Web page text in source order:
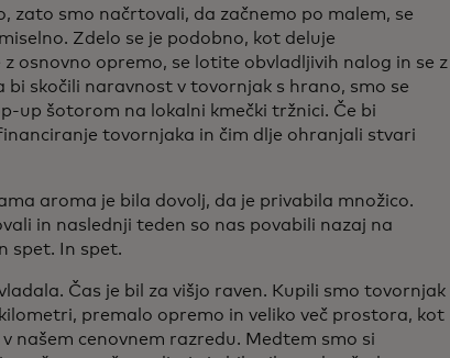
zato smo načrtovali, da začnemo po malem, se
Zdelo se je podobno, kot deluje
osnovno opremo, se lotite obvladljivih nalog in se z
skočili naravnost v tovornjak s hrano, smo se
up šotorom na lokalni kmečki tržnici. Če bi
tovornjaka in čim dlje ohranjali stvari
aroma je bila dovolj, da je privabila množico.
in naslednji teden so nas povabili nazaj na
spet. In spet.
Čas je bil za višjo raven. Kupili smo tovornjak
premalo opremo in veliko več prostora, kot
našem cenovnem razredu. Medtem smo si